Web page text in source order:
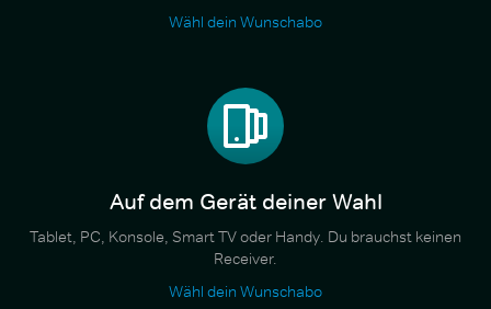
Wähl dein Wunschabo
Auf dem Gerät deiner Wahl
Tablet, PC, Konsole, Smart TV oder Handy. Du brauchst keinen
Receiver.
Wähl dein Wunschabo